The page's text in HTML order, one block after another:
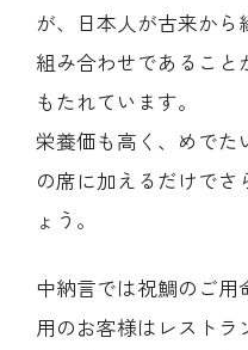
が、日本人が古来から
組み合わせであること
もたれています。
栄養価も高く、めでた
の席に加えるだけでさ
ょう。
中納言では祝鯛のご用
用のお客様はレストラ